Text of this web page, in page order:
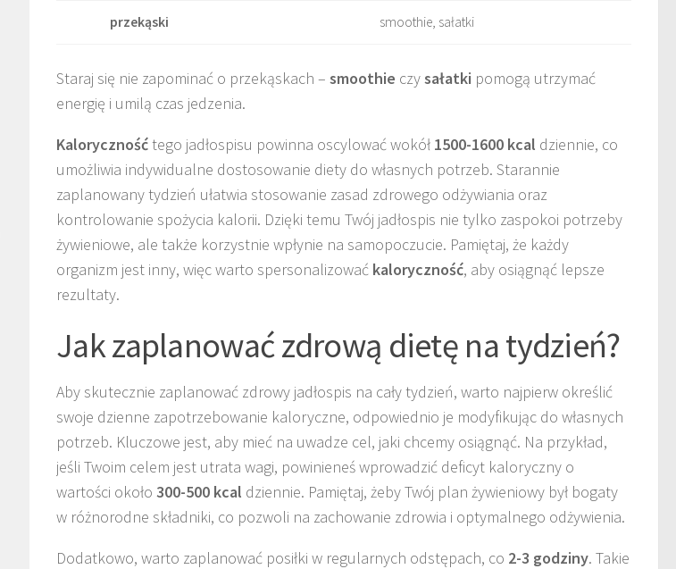
przekąski smoothie, sałatki
Staraj się nie zapominać o przekąskach – smoothie czysałatki pomogą utrzymać
energię i umilą czas jedzenia.
Kalorycznośćtego jadłospisu powinna oscylować wokół 1500-1600 kcal dziennie, co
umożliwia indywidualne dostosowanie diety do własnych potrzeb. Starannie
zaplanowany tydzień ułatwia stosowanie zasad zdrowego odżywiania oraz
kontrolowanie spożycia kalorii. Dzięki temu Twój jadłospis nie tylko zaspokoi potrzeby
żywieniowe, ale także korzystnie wpłynie na samopoczucie. Pamiętaj, że każdy
organizm jest inny, więc warto spersonalizować kaloryczność, aby osiągnąć lepsze
rezultaty.
Jak zaplanować zdrową dietę na tydzień?
Aby skutecznie zaplanować zdrowy jadłospis na cały tydzień, warto najpierw określić
swoje dzienne zapotrzebowanie kaloryczne, odpowiednio je modyfikując do własnych
potrzeb. Kluczowe jest, aby mieć na uwadze cel, jaki chcemy osiągnąć. Na przykład,
jeśli Twoim celem jest utrata wagi, powinieneś wprowadzić deficyt kaloryczny o
wartości około 300-500 kcal dziennie. Pamiętaj, żeby Twój plan żywieniowy był bogaty
w różnorodne składniki, co pozwoli na zachowanie zdrowia i optymalnego odżywienia.
Dodatkowo, warto zaplanować posiłki w regularnych odstępach, co 2-3 godziny. Takie